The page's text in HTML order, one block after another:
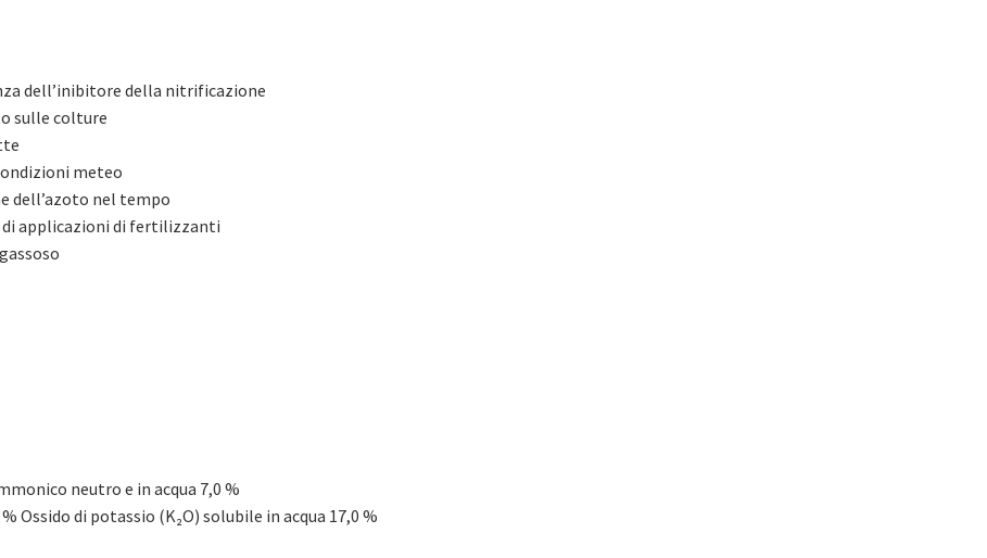
dell’inibitore della nitrificazione
sulle colture
meteo
dell’azoto nel tempo
di applicazioni di fertilizzanti
neutro e in acqua 7,0 %
Ossido di potassio (K₂O) solubile in acqua 17,0 %